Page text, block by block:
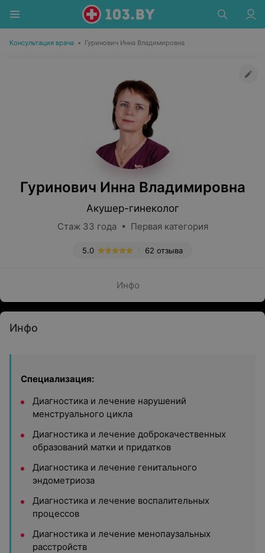
Консультация врача • Гуринович Инна Владимировна
Гуринович Инна Владимировна
Акушер-гинеколог
Стаж 33 года • Первая категория
62 отзыва
5.0
Инфо
Инфо
Специализация:
Диагностика и лечение нарушений
менструального цикла
Диагностика и лечение доброкачественных
образований матки и придатков
Диагностика и лечение генитального
эндометриоза
Диагностика и лечение воспалительных
процессов
Диагностика и лечение менопаузальных
расстройств